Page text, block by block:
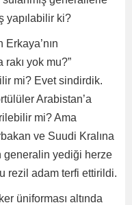
yapılabilir ki?
yok mu?”
mi? Evet sindirdik.
Arabistan’a
mi? Ama
ve Suudi Kralına
generalin yediği herze
rezil adam terfi ettirildi.
üniforması altında